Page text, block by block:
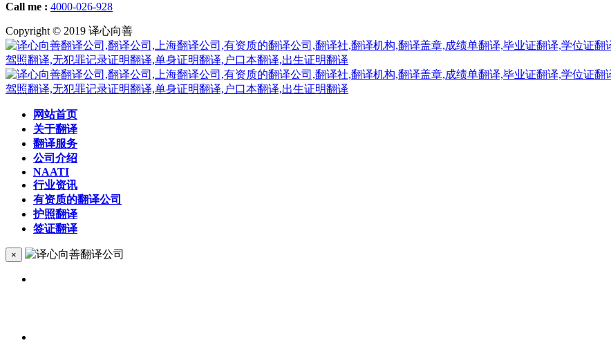
Call me : 4000-026-928
Copyright © 2019 译心向善
网站首页
关于翻译
翻译服务
公司介绍
NAATI
行业资讯
有资质的翻译公司
护照翻译
签证翻译
×